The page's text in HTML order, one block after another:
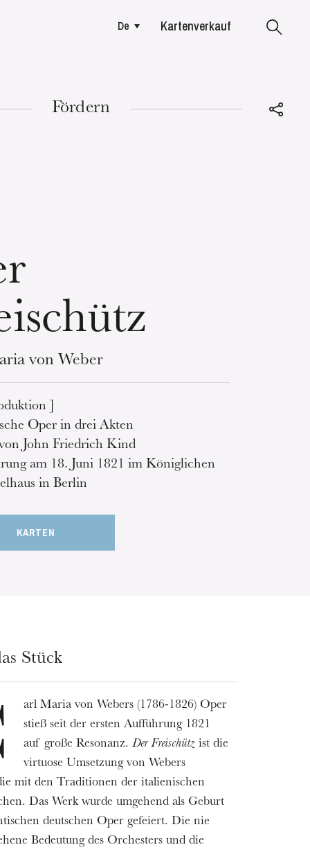
De Kartenverkauf
Fördern
von Weber
]
Oper in drei Akten
John Friedrich Kind
am 18. Juni 1821 im Königlichen
in Berlin
KARTEN
Stück
arl Maria von Webers (1786-1826) Oper
stieß seit der ersten Aufführung 1821
auf große Resonanz.Der Freischütz ist die
virtuose Umsetzung von Webers
mit den Traditionen der italienischen
Das Werk wurde umgehend als Geburt
deutschen Oper gefeiert. Die nie
Bedeutung des Orchesters und die